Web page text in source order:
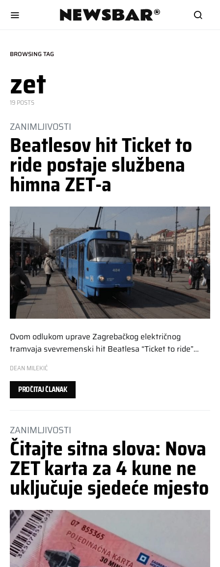
BROWSING TAG
zet
19 POSTS
ZANIMLJIVOSTI
Beatlesov hit Ticket to
ride postaje službena
himna ZET-a
Ovom odlukom uprave Zagrebačkog električnog
tramvaja svevremenski hit Beatlesa “Ticket to ride”…
DEAN MILEKIĆ
PROČITAJ ČLANAK
ZANIMLJIVOSTI
Čitajte sitna slova: Nova
ZET karta za 4 kune ne
uključuje sjedeće mjesto